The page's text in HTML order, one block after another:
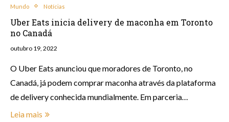
Mundo Notícias
Uber Eats inicia delivery de maconha em Toronto
no Canadá
outubro 19, 2022
O Uber Eats anunciou que moradores de Toronto, no
Canadá, já podem comprar maconha através da plataforma
de delivery conhecida mundialmente. Em parceria…
Leia mais